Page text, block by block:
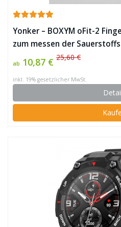
Yonker – BOXYM oFit-2
zum messen der
ab 10,87 € 25,60 €
inkl. 19% gesetzlicher MwSt.